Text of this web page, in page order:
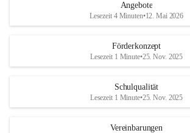
Angebote
Lesezeit 4 Minuten•12. Mai 2026
Förderkonzept
Lesezeit 1 Minute•25. Nov. 2025
Schulqualität
Lesezeit 1 Minute•25. Nov. 2025
Vereinbarungen